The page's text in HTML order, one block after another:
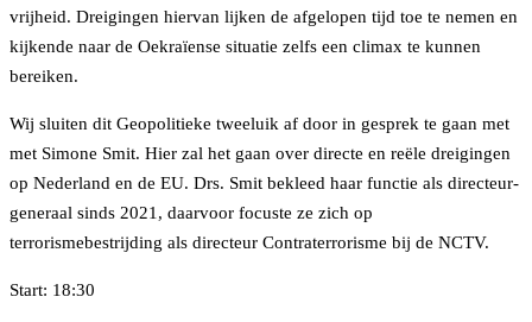
o
o
k
e
r
vrijheid. Dreigingen hiervan lijken de afgelopen tijd toe te nemen en
kijkende naar de Oekraïense situatie zelfs een climax te kunnen
bereiken.
Wij sluiten dit Geopolitieke tweeluik af door in gesprek te gaan met
met Simone Smit. Hier zal het gaan over directe en reële dreigingen
op Nederland en de EU. Drs. Smit bekleed haar functie als directeur-
generaal sinds 2021, daarvoor focuste ze zich op
terrorismebestrijding als directeur Contraterrorisme bij de NCTV.
Start: 18:30